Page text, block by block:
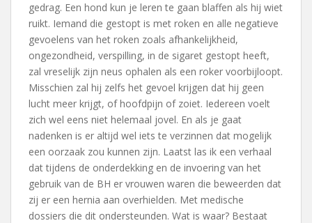
gedrag. Een hond kun je leren te gaan blaffen als hij wiet
ruikt. Iemand die gestopt is met roken en alle negatieve
gevoelens van het roken zoals afhankelijkheid,
ongezondheid, verspilling, in de sigaret gestopt heeft,
zal vreselijk zijn neus ophalen als een roker voorbijloopt.
Misschien zal hij zelfs het gevoel krijgen dat hij geen
lucht meer krijgt, of hoofdpijn of zoiet. Iedereen voelt
zich wel eens niet helemaal jovel. En als je gaat
nadenken is er altijd wel iets te verzinnen dat mogelijk
een oorzaak zou kunnen zijn. Laatst las ik een verhaal
dat tijdens de onderdekking en de invoering van het
gebruik van de BH er vrouwen waren die beweerden dat
zij er een hernia aan overhielden. Met medische
dossiers die dit ondersteunden. Wat is waar? Bestaat